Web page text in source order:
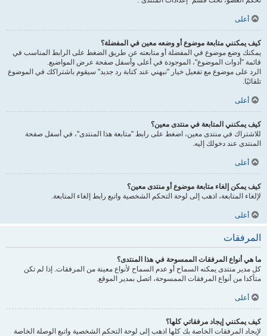
أعلى
كيف يمكنني متابعة موضوع أو وضعه معين في المفضلة؟
يمكنك وضع موضوع في المفضلة أو متابعته عن طريق الضغط على الرابط المناسب في
قائمة "أدوات الموضوع"، الموجودة في أعلى وأسفل صفحة عرض المواضيع.
الرد على موضوع مع تفعيل خيار "نبهني عند كتابة رد جديد" سيقوم باشتراكك في الموضوع
تلقائيًا.
أعلى
كيف يمكنني المتابعة في منتدى معين؟
للاشتراك في منتدى معين، اضغط على رابط "متابعة هذا المنتدى"، في أسفل صفحة
المنتدى عند دخولك إليه.
أعلى
كيف يمكن إلغاء متابعة موضوع أو منتدى معين؟
لإلغاء المتابعة، اذهب إلى لوحة التحكم الشخصية واتبع رابط إلغاء المتابعة.
أعلى
المرفقات
ما هي أنواع المرفقات الممسوحة في هذا المنتدى؟
كل مدير منتدى يمكنه السماح أو عدم السماح لأنواع معينة من المرفقات. إذا لم تكن
متأكدا من أنواع المرفقات الممسوحة، اتصل بمدير الموقع.
أعلى
كيف يمكنني إيجاد مرفقاتي كلها؟
لإيجاد المرفقات الخاصة بك كلها اذهب إلى لوحة التحكم الشخصية واتبع الوصلة الخاصة